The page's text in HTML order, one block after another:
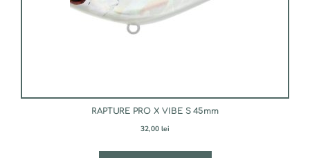
RAPTURE PRO X VIBE S 45mm
32,00 lei